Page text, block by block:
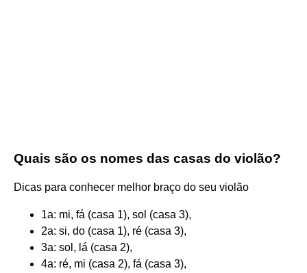
Quais são os nomes das casas do violão?
Dicas para conhecer melhor braço do seu violão
1a: mi, fá (casa 1), sol (casa 3),
2a: si, do (casa 1), ré (casa 3),
3a: sol, lá (casa 2),
4a: ré, mi (casa 2), fá (casa 3),